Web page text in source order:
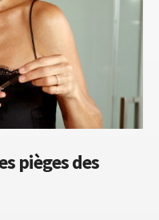
pièges des